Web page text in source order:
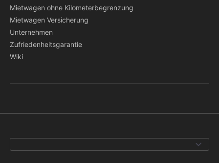
Mietwagen ohne Kilometerbegrenzung
Mietwagen Versicherung
Unternehmen
Zufriedenheitsgarantie
Wiki